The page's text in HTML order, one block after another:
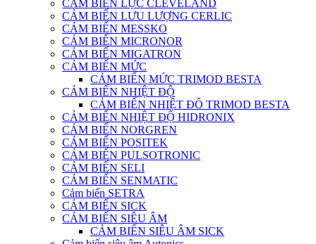
CẢM BIẾN LỰC CLEVELAND
CẢM BIẾN LƯU LƯỢNG CERLIC
CẢM BIẾN MESSKO
CẢM BIẾN MICRONOR
CẢM BIẾN MIGATRON
CẢM BIẾN MỨC
CẢM BIẾN MỨC TRIMOD BESTA
CẢM BIẾN NHIỆT ĐỘ
CẢM BIẾN NHIỆT ĐÔ TRIMOD BESTA
CẢM BIẾN NHIỆT ĐỘ HIDRONIX
CẢM BIẾN NORGREN
CẢM BIẾN POSITEK
CẢM BIẾN PULSOTRONIC
CẢM BIẾN SELI
CẢM BIẾN SENMATIC
Cảm biến SETRA
CẢM BIẾN SICK
CẢM BIẾN SIÊU ÂM
CẢM BIẾN SIÊU ÂM SICK